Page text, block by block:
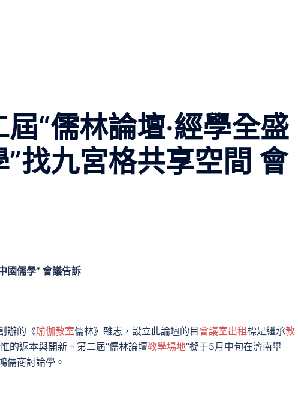
“儒林論壇·經學全盛
找九宮格共享空間 會
國儒學” 會議告訴
辦的《瑜伽教室儒林》雜志，設立此論壇的目 會議室出租標是繼承教
的返本與開新。第二屆“儒林論壇教學場地”擬于5月中旬在濟南舉
儒商討論學。